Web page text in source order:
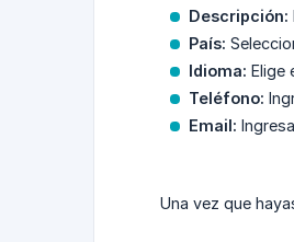
Descripción:
País:
Idioma: Elige
Teléfono:
Email:
Una vez que